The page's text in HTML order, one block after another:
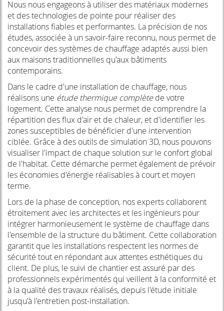
Nous nous engageons à utiliser des matériaux modernes
et des technologies de pointe pour réaliser des
installations fiables et performantes. La précision de nos
études, associée à un savoir-faire reconnu, nous permet de
concevoir des systèmes de chauffage adaptés aussi bien
aux maisons traditionnelles qu'aux bâtiments
contemporains.
Dans le cadre d'une installation de chauffage, nous
réalisons une étude thermique complètede votre
logement. Cette analyse nous permet de comprendre la
répartition des flux d'air et de chaleur, et d'identifier les
zones susceptibles de bénéficier d'une intervention
ciblée. Grâce à des outils de simulation 3D, nous pouvons
visualiser l'impact de chaque solution sur le confort global
de l'habitat. Cette démarche permet également de prévoir
les économies d'énergie réalisables à court et moyen
terme.
Lors de la phase de conception, nos experts collaborent
étroitement avec les architectes et les ingénieurs pour
intégrer harmonieusement le système de chauffage dans
l'ensemble de la structure du bâtiment. Cette collaboration
garantit que les installations respectent les normes de
sécurité tout en répondant aux attentes esthétiques du
client. De plus, le suivi de chantier est assuré par des
professionnels expérimentés qui veillent à la conformité et
à la qualité des travaux réalisés, depuis l'étude initiale
jusqu'à l'entretien post-installation.